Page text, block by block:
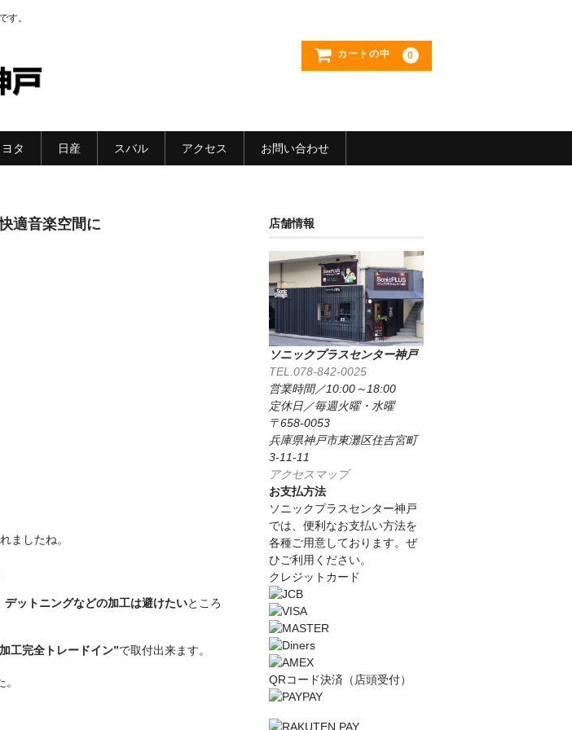
す。
カートの中 0
ヨタ 日産 スバル アクセス お問い合わせ
適音楽空間に
ましたね。
デットニングなどの加工は避けたいところ
工完全トレードイン”で取付出来ます。
店舗情報
ソニックプラスセンター神戸
TEL.078-842-0025
営業時間／10:00～18:00
定休日／毎週火曜・水曜
〒658-0053
兵庫県神戸市東灘区住吉宮町
3-11-11
アクセスマップ
お支払方法
ソニックプラスセンター神戸
では、便利なお支払い方法を
各種ご用意しております。ぜ
ひご利用ください。
クレジットカード
QRコード決済（店頭受付）